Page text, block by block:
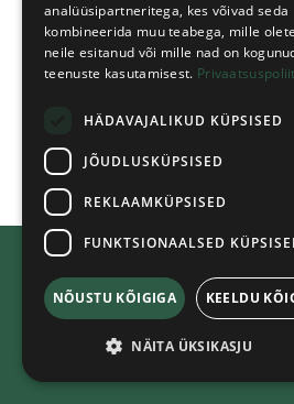
info@joulumae.ee | Privacy
analüüsipartneritega, kes võivad seda
kombineerida muu teabega, mille olete
neile esitanud või mille nad on
teenuste kasutamisest.
HÄDAVAJALIKUD KÜPSISED
JÕUDLUSKÜPSISED
REKLAAMKÜPSISED
FUNKTSIONAALSED
NÕUSTU KÕIGIGA KEELDU
NÄITA ÜKSIKASJU